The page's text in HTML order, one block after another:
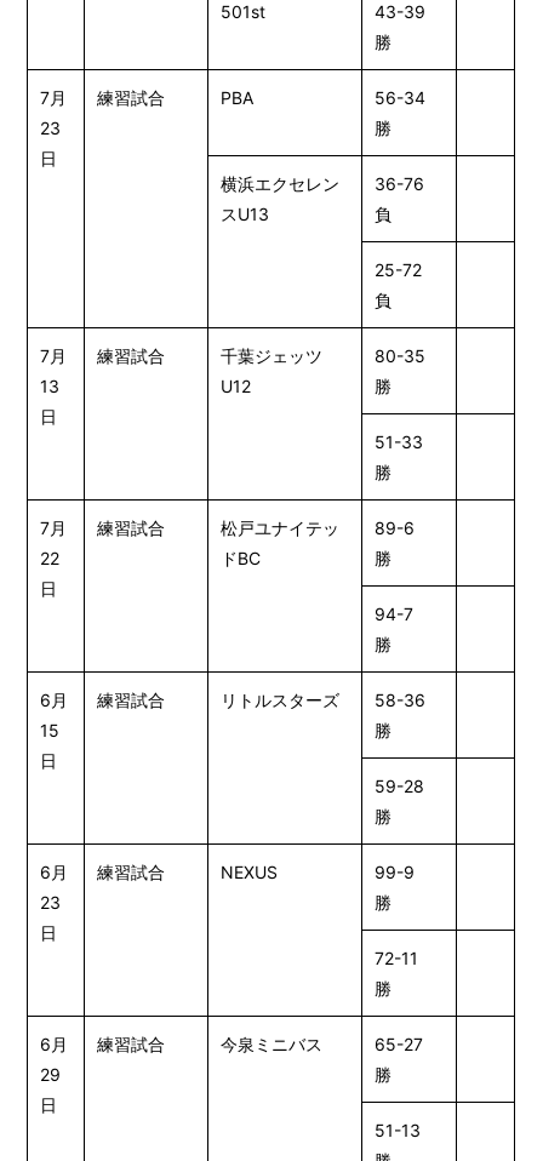
501st
43-39
勝
7月
23
日
練習試合 PBA
56-34
勝
横浜エクセレン
スU13
36-76
負
25-72
負
7月
13
日
練習試合
千葉ジェッツ
U12
80-35
勝
51-33
勝
7月
22
日
練習試合
松戸ユナイテッ
ドBC
89-6
勝
94-7
勝
6月
15
日
練習試合 リトルスターズ
58-36
勝
59-28
勝
6月
23
日
練習試合 NEXUS
99-9
勝
72-11
勝
6月
29
日
練習試合 今泉ミニバス
65-27
勝
51-13